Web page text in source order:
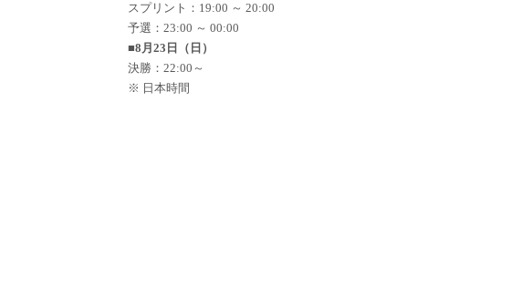
スプリント：19:00 ～ 20:00
予選：23:00 ～ 00:00
■8月23日（日）
決勝：22:00～
※ 日本時間